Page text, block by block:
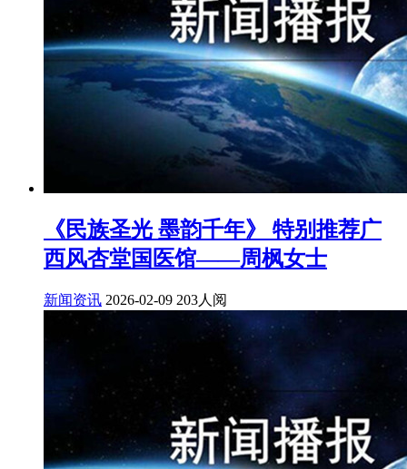
《民族圣光 墨韵千年》 特别推荐广
西风杏堂国医馆——周枫女士
新闻资讯 2026-02-09 203人阅